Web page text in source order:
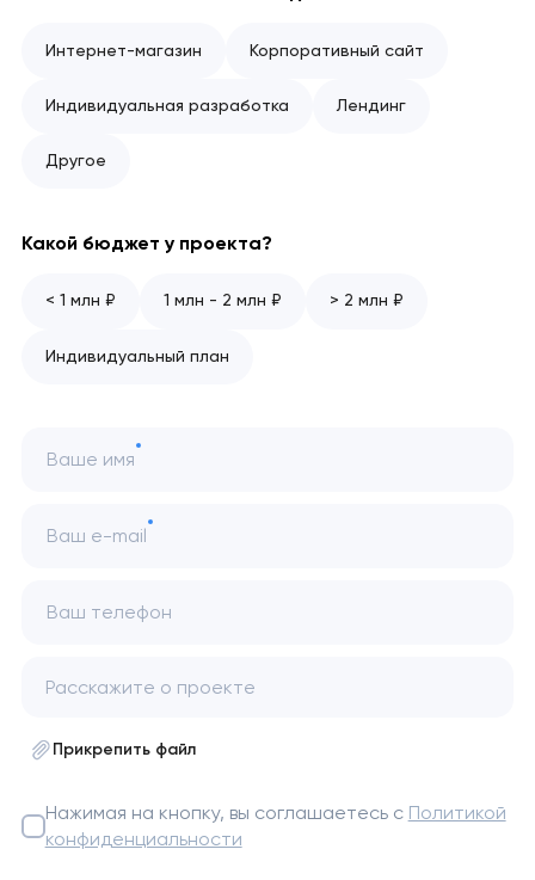
Интернет-магазин Корпоративный сайт
Индивидуальная разработка Лендинг
Другое
Какой бюджет у проекта?
< 1 млн ₽ 1 млн - 2 млн ₽ > 2 млн ₽
Индивидуальный план
Ваше имя
Ваш e-mail
Ваш телефон
Прикрепить файл
Нажимая на кнопку, вы соглашаетесь с Политикой
конфиденциальности